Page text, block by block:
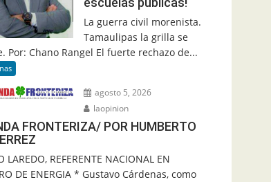
La guerra civil morenista.
Tamaulipas la grilla se
Por: Chano Rangel El fuerte rechazo de...
agosto 5, 2026
laopinion
FRONTERIZA/ POR HUMBERTO
LAREDO, REFERENTE NACIONAL EN
DE ENERGIA * Gustavo Cárdenas, como